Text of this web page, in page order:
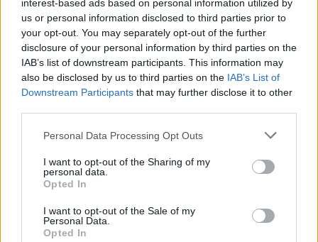
interest-based ads based on personal information utilized by
us or personal information disclosed to third parties prior to
your opt-out. You may separately opt-out of the further
disclosure of your personal information by third parties on the
IAB’s list of downstream participants. This information may
also be disclosed by us to third parties on the IAB’s List of
Downstream Participants that may further disclose it to other
Personal Data Processing Opt Outs
I want to opt-out of the Sharing of my
personal data.
Opted In
I want to opt-out of the Sale of my
Personal Data.
Opted In
Fundacja Małych Stópek tworzy sieć „Szkół Pełnych Życia”
06 sierpnia 2026 | 16:38
Bydgoszcz: „Świętość rodzi się w codzienności” – nawiedzenie
relikwii św. Teresy od Dzieciątka Jezus i jej Rodziców
Popularne